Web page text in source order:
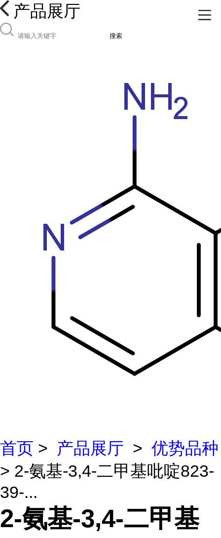
产品展厅
搜索
首页 > 产品展厅 > 优势品种
> 2-氨基-3,4-二甲基吡啶823-
39-...
2-氨基-3,4-二甲基